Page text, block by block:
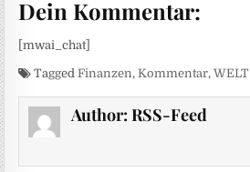
Dein Kommentar:
[mwai_chat]
TaggedFinanzen,Kommentar,WELT
Author: RSS-Feed